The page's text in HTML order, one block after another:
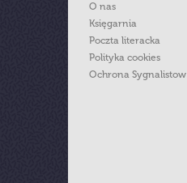
O nas
Księgarnia
Poczta literacka
Polityka cookies
Ochrona Sygnalistow